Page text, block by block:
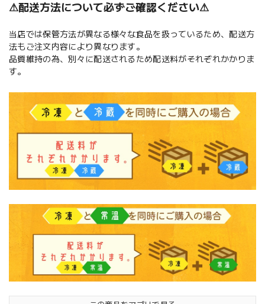
⚠︎配送方法について必ずご確認ください⚠︎
当店では保管方法が異なる様々な食品を扱っているため、配送方
法もご注文内容により異なります。
品質維持の為、別々に配送されるため配送料がそれぞれかかりま
す。